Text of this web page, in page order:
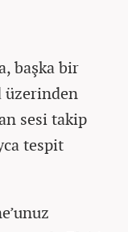
başka bir
üzerinden
sesi takip
tespit